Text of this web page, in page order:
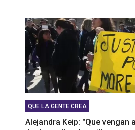
QUE LA GENTE CREA
Alejandra Keip: "Que vengan